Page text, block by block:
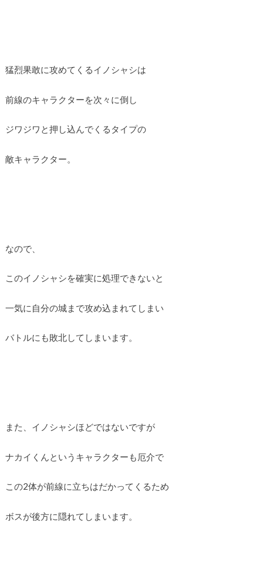
猛烈果敢に攻めてくるイノシャシは
前線のキャラクターを次々に倒し
ジワジワと押し込んでくるタイプの
敵キャラクター。
なので、
このイノシャシを確実に処理できないと
一気に自分の城まで攻め込まれてしまい
バトルにも敗北してしまいます。
また、イノシャシほどではないですが
ナカイくんというキャラクターも厄介で
この2体が前線に立ちはだかってくるため
ボスが後方に隠れてしまいます。